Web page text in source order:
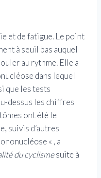
et de fatigue. Le point
à seuil bas auquel
au rythme. Elle a
dans lequel
que les tests
dessus les chiffres
ont été le
suivis d’autres
« , a
du cyclismesuite à